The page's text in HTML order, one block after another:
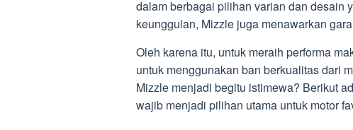
dalam berbagai pilihan varian dan desain
keunggulan, Mizzle juga menawarkan
Oleh karena itu, untuk meraih performa
untuk menggunakan ban berkualitas dari
Mizzle menjadi begitu istimewa? Berikut
wajib menjadi pilihan utama untuk motor